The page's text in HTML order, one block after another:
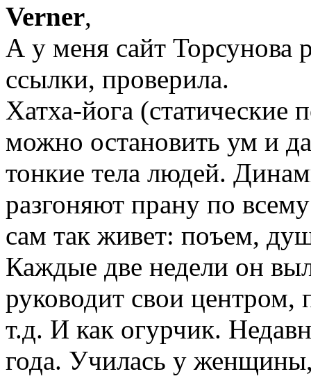
Verner,
А у меня сайт Торсунова
ссылки, проверила.
Хатха-йога (статические
можно остановить ум и
тонкие тела людей.
разгоняют прану по
сам так живет: поъем,
Каждые две недели он
руководит свои центром,
т.д. И как огурчик.
года. Училась у